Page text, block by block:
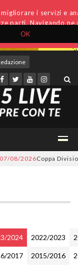
OK
i servizi e
parti. Navigando
2026Coppa Divisione,
2024 2022/2023
2017 2015/2016